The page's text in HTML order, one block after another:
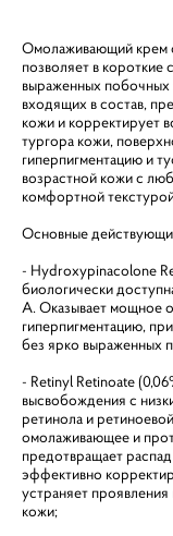
Омолаживающий крем
позволяет в короткие
выраженных побочных
входящих в состав,
кожи и корректирует
тургора кожи,
гиперпигментацию и
возрастной кожи с
комфортной
Основные
- Hydroxypinacolone
биологически
А. Оказывает мощное
гиперпигментацию,
без ярко выраженных
- Retinyl Retinoate
высвобождения с
ретинола и
омолаживающее и
предотвращает
эффективно
устраняет
кожи;